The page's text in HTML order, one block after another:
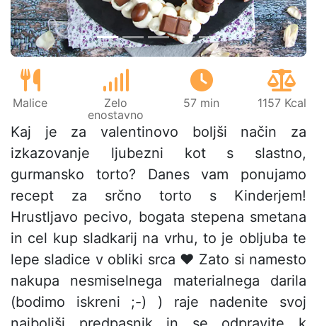
Malice
Zelo
enostavno
57 min 1157 Kcal
Kaj je za valentinovo boljši način za
izkazovanje ljubezni kot s slastno,
gurmansko torto? Danes vam ponujamo
recept za srčno torto s Kinderjem!
Hrustljavo pecivo, bogata stepena smetana
in cel kup sladkarij na vrhu, to je obljuba te
lepe sladice v obliki srca ❤ Zato si namesto
nakupa nesmiselnega materialnega darila
(bodimo iskreni ;-) ) raje nadenite svoj